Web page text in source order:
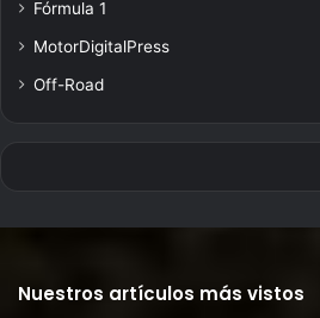
Fórmula 1
MotorDigitalPress
Off-Road
Nuestros artículos más vistos